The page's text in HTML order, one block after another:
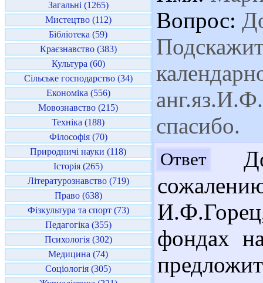
Загальні (1265)
Мистецтво (112)
Бібліотека (59)
Краєзнавство (383)
Культура (60)
Сільське господарство (34)
Економіка (556)
Мовознавство (215)
Техніка (188)
Філософія (70)
Природничі науки (118)
Історія (265)
Літературознавство (719)
Право (638)
Фізкультура та спорт (73)
Педагогіка (355)
Психологія (302)
Медицина (74)
Соціологія (305)
Вопрос:
спасибо.
Ответ
фондах